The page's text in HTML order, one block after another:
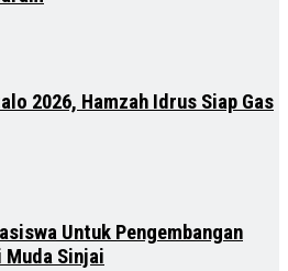
2026, Hamzah Idrus Siap Gas
Untuk Pengembangan
Muda Sinjai